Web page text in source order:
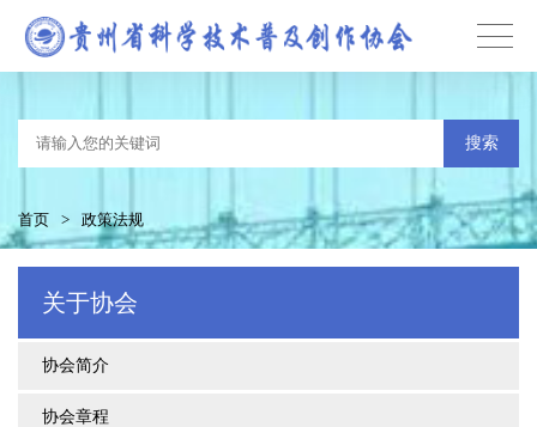
搜索
首页 > 政策法规
关于协会
协会简介
协会章程